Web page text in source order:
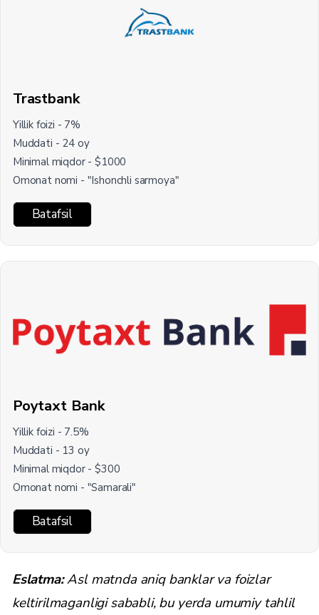
Trastbank
Yillik foizi - 7%
Muddati - 24 oy
Minimal miqdor - $1000
Omonat nomi - "Ishonchli sarmoya"
Batafsil
Poytaxt Bank
Yillik foizi - 7.5%
Muddati - 13 oy
Minimal miqdor - $300
Omonat nomi - "Samarali"
Batafsil
Eslatma:Asl matnda aniq banklar va foizlar
keltirilmaganligi sababli, bu yerda umumiy tahlil